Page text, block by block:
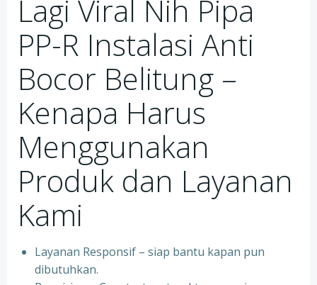
Lagi Viral Nih Pipa
PP-R Instalasi Anti
Bocor Belitung –
Kenapa Harus
Menggunakan
Produk dan Layanan
Kami
Layanan Responsif – siap bantu kapan pun
dibutuhkan.